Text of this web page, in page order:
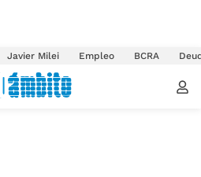
Javier Milei Empleo BCRA